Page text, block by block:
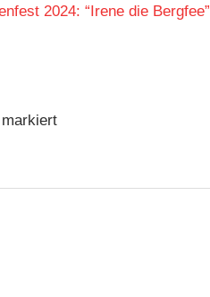
2024: “Irene die Bergfee”